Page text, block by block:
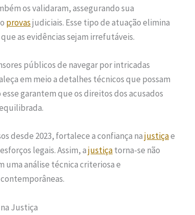
os validaram, assegurando sua
provasjudiciais. Esse tipo de atuação elimina
as evidências sejam irrefutáveis.
públicos de navegar por intricadas
em meio a detalhes técnicos que possam
garantem que os direitos dos acusados
desde 2023, fortalece a confiança najustiçae
legais. Assim, ajustiçatorna-se não
uma análise técnica criteriosa e
Justiça